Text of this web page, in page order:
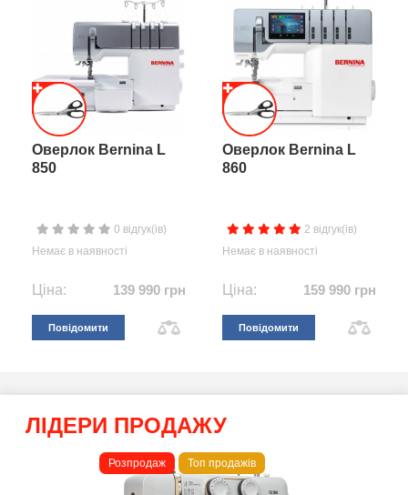
Оверлок Bernina L
850
0 відгук(ів)
Немає в наявності
Ціна: 139 990 грн
Повідомити
Оверлок Bernina L
860
2 відгук(ів)
Немає в наявності
Ціна: 159 990 грн
Повідомити
ЛІДЕРИ ПРОДАЖУ
Розпродаж Топ продажів